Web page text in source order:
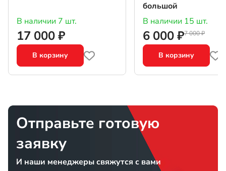
В наличии 7 шт.
17 000 ₽
В корзину
большой
В наличии 15 шт.
7 000 ₽
6 000 ₽
В корзину
Отправьте готовую
заявку
И наши менеджеры свяжутся с вами